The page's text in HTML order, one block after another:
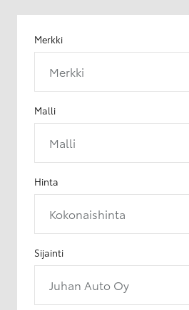
Merkki
Merkki
Malli
Malli
Hinta
Kokonaishinta
Sijainti
Juhan Auto Oy